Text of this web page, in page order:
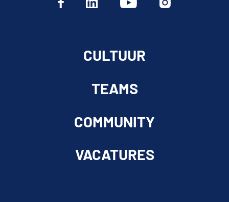
CULTUUR
TEAMS
COMMUNITY
VACATURES